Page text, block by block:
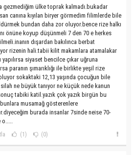
gezmediğim ülke toprak kalmadı.bukadar
canına kıyılan biryer görmedim filimlerde bile
bundan daha zor oluyor.bence rize halkı
önüne koyup düşünmeli 7 den 70 e herkes
dışardan bakılınca berbat
rizenin hali.tabii kilit makamlara atamalakar
yapılırsa siyaset bencilce çıkar uğruna
paranın şımarıklığı ile birlikte yeşil rize
oluyor sokaktaki 12,13 yaşında çocuğun bile
ne büyük tanıyor ne küçük nede kanun
tabiki katil.yazık çok yazık birgün bu
musamağ gösterenlere
burada insanlar 7sinde neise 70-
o.....
(1) (0)